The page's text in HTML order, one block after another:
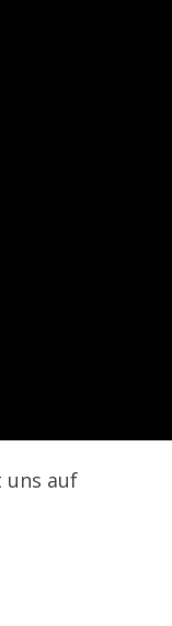
uns auf